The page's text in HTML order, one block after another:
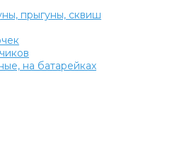
прыгуны, сквиш
на батарейках